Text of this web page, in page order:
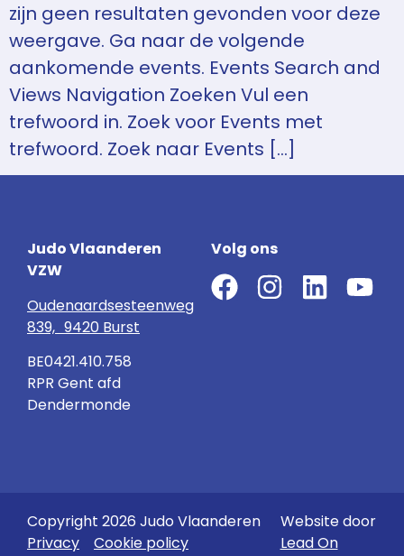
zijn geen resultaten gevonden voor deze
weergave. Ga naar de volgende
aankomende events. Events Search and
Views Navigation Zoeken Vul een
trefwoord in. Zoek voor Events met
trefwoord. Zoek naar Events […]
Judo Vlaanderen
VZW
Oudenaardsesteenweg
839, 9420 Burst
BE0421.410.758
RPR Gent afd
Dendermonde
Volg ons
Copyright 2026 Judo Vlaanderen
Privacy
Cookie policy
Website door
Lead On